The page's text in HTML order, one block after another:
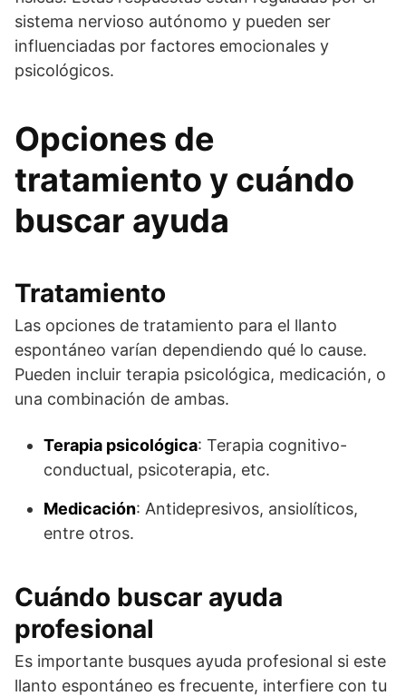
sistema nervioso autónomo y pueden ser
influenciadas por factores emocionales y
psicológicos.
Opciones de
tratamiento y cuándo
buscar ayuda
Tratamiento
Las opciones de tratamiento para el llanto
espontáneo varían dependiendo qué lo cause.
Pueden incluir terapia psicológica, medicación, o
una combinación de ambas.
Terapia psicológica: Terapia cognitivo-
conductual, psicoterapia, etc.
Medicación: Antidepresivos, ansiolíticos,
entre otros.
Cuándo buscar ayuda
profesional
Es importante busques ayuda profesional si este
llanto espontáneo es frecuente, interfiere con tu